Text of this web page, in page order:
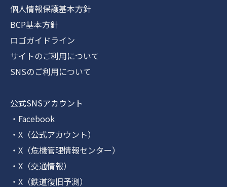
個人情報保護基本方針
BCP基本方針
ロゴガイドライン
サイトのご利用について
SNSのご利用について
公式SNSアカウント
・Facebook
・X（公式アカウント）
・X（危機管理情報センター）
・X（交通情報）
・X（鉄道復旧予測）